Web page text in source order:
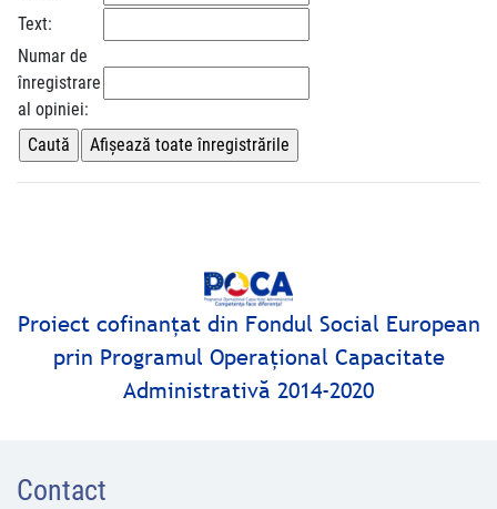
Text:
Numar de
înregistrare
al opiniei:
Proiect cofinanţat din Fondul Social European
prin Programul Operaţional Capacitate
Administrativă 2014-2020
Contact